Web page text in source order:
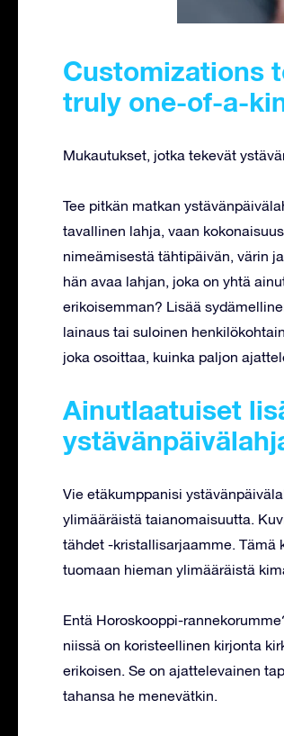
Customizations
truly one-of-a-
Mukautukset, jotka tekevät
Tee pitkän matkan
tavallinen lahja, vaan
nimeämisestä tähtipäivän, värin
hän avaa lahjan, joka on yhtä
erikoisemman? Lisää
lainaus tai suloinen
joka osoittaa, kuinka paljon
Ainutlaatuiset
Vie etäkumppanisi
ylimääräistä taianomaisuutta.
tähdet -kristallisarjaamme. Tämä
tuomaan hieman ylimääräistä
Entä Horoskooppi-
niissä on koristeellinen kirjonta
erikoisen. Se on ajattelevainen
tahansa he menevätkin.